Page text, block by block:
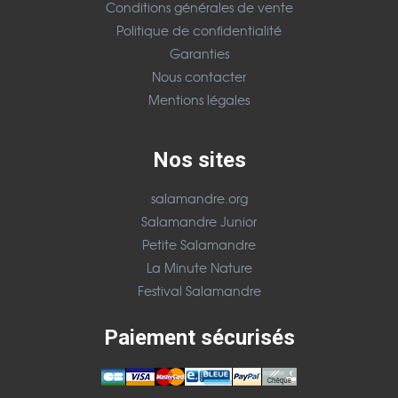
Conditions générales de vente
Politique de confidentialité
Garanties
Nous contacter
Mentions légales
Nos sites
salamandre.org
Salamandre Junior
Petite Salamandre
La Minute Nature
Festival Salamandre
Paiement sécurisés